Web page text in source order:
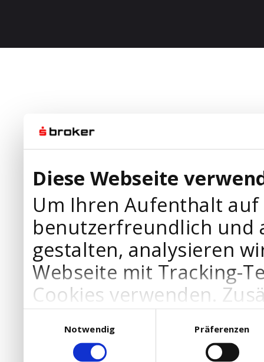
Diese Webseite
Um Ihren Aufenthalt
benutzerfreundlich und
gestalten, analysieren
Webseite mit Tracking-
Cookies verwenden.
Werbepartner
Ihre Bedürfnisse
Notwendig
Präferenzen